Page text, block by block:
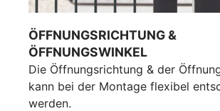
ÖFFNUNGSRICHTUNG &
ÖFFNUNGSWINKEL
Die Öffnungsrichtung & der
kann bei der Montage flexibel
werden.